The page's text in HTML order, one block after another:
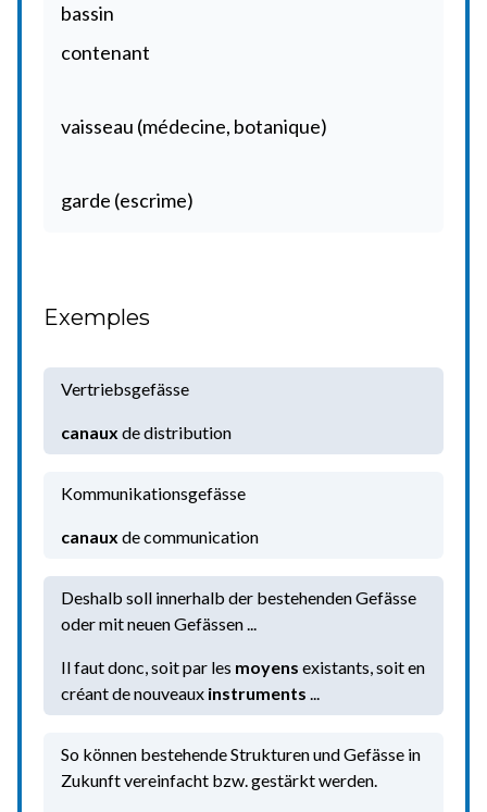
bassin
contenant
vaisseau (médecine, botanique)
garde (escrime)
Exemples
Vertriebsgefässe
canaux de distribution
Kommunikationsgefässe
canaux de communication
Deshalb soll innerhalb der bestehenden Gefässe
oder mit neuen Gefässen ...
Il faut donc, soit par les moyens existants, soit en
créant de nouveaux instruments ...
So können bestehende Strukturen und Gefässe in
Zukunft vereinfacht bzw. gestärkt werden.